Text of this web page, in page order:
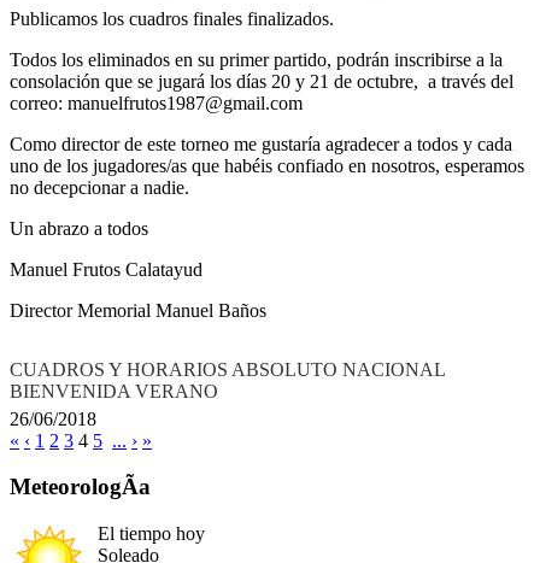
Publicamos los cuadros finales finalizados.
Todos los eliminados en su primer partido, podrán inscribirse a la
consolación que se jugará los días 20 y 21 de octubre, a través del
correo: manuelfrutos1987@gmail.com
Como director de este torneo me gustaría agradecer a todos y cada
uno de los jugadores/as que habéis confiado en nosotros, esperamos
no decepcionar a nadie.
Un abrazo a todos
Manuel Frutos Calatayud
Director Memorial Manuel Baños
CUADROS Y HORARIOS ABSOLUTO NACIONAL
BIENVENIDA VERANO
26/06/2018
« ‹ 1 2 3 4 5 ... › »
MeteorologÃ­a
El tiempo hoy
Soleado